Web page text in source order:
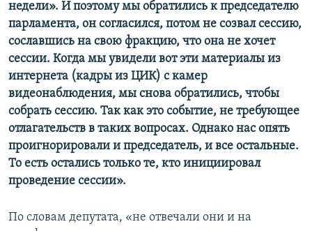
недели». И поэтому мы обратились к председателю
парламента, он согласился, потом не созвал сессию,
сославшись на свою фракцию, что она не хочет
сессии. Когда мы увидели вот эти материалы из
интернета (кадры из ЦИК) с камер
видеонаблюдения, мы снова обратились, чтобы
собрать сессию. Так как это событие, не требующее
отлагательств в таких вопросах. Однако нас опять
проигнорировали и председатель, и все остальные.
То есть остались только те, кто инициировал
проведение сессии».
По словам депутата, «не отвечали они и на